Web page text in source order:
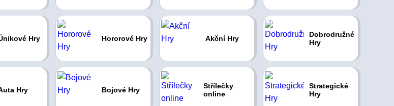
Hry Hororové Hry Akční Hry
Dobrodružné
Hry
Hry Bojové Hry
Střílečky
online
Strategické
Hry